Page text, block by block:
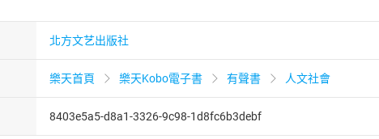
北方文艺出版社
樂天首頁 樂天Kobo電子書 有聲書 人文社會
8403e5a5-d8a1-3326-9c98-1d8fc6b3debf